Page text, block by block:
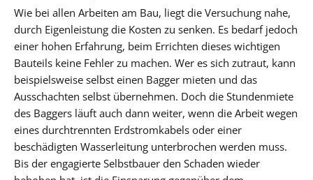
Wie bei allen Arbeiten am Bau, liegt die Versuchung nahe,
durch Eigenleistung die Kosten zu senken. Es bedarf jedoch
einer hohen Erfahrung, beim Errichten dieses wichtigen
Bauteils keine Fehler zu machen. Wer es sich zutraut, kann
beispielsweise selbst einen Bagger mieten und das
Ausschachten selbst übernehmen. Doch die Stundenmiete
des Baggers läuft auch dann weiter, wenn die Arbeit wegen
eines durchtrennten Erdstromkabels oder einer
beschädigten Wasserleitung unterbrochen werden muss.
Bis der engagierte Selbstbauer den Schaden wieder